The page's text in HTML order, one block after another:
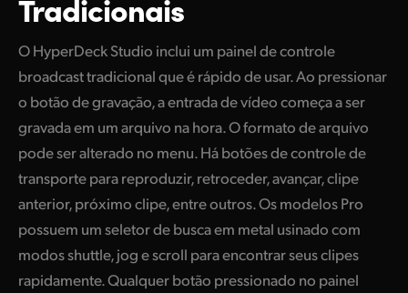
O HyperDeck Studio inclui um painel de controle
broadcast tradicional que é rápido de usar. Ao pressionar
o botão de gravação, a entrada de vídeo começa a ser
gravada em um arquivo na hora. O formato de arquivo
pode ser alterado no menu. Há botões de controle de
transporte para reproduzir, retroceder, avançar, clipe
anterior, próximo clipe, entre outros. Os modelos Pro
possuem um seletor de busca em metal usinado com
modos shuttle, jog e scroll para encontrar seus clipes
rapidamente. Qualquer botão pressionado no painel